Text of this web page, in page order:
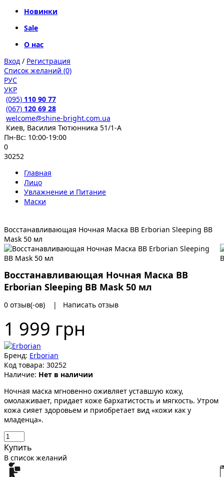
Новинки
Sale
О нас
Вход / Регистрация
Список желаний (0)
РУС
УКР
(095) 110 90 77
(067) 120 69 28
welcome@shine-bright.com.ua
Киев, Василия Тютюнника 51/1-А
Пн-Вс: 10:00-19:00
0
30252
Главная
Лицо
Увлажнение и Питание
Маски
Восстанавливающая Ночная Маска BB Erborian Sleeping BB
Mask 50 мл
Восстанавливающая Ночная Маска BB
Erborian Sleeping BB Mask 50 мл
0 отзыв(-ов) | Написать отзыв
1 999 грн
Бренд: Erborian
Код товара: 30252
Наличие: Нет в наличии
Ночная маска мгновенно оживляет уставшую кожу,
омолаживает, придает коже бархатистость и мягкость. Утром
кожа сияет здоровьем и приобретает вид «кожи как у
младенца».
Купить
В список желаний